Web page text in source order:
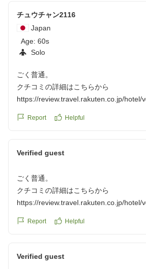
ス向上に努めてまいります。
また姫路にお越しの際は、ぜひ当ホ
けますと幸いです。
す。
チュウチャン2116
Japan
Age: 60s
Solo
ごく普通。
クチコミの詳細はこちらから
https://review.travel.rakuten.co.jp/hotel/
Report Helpful
Verified guest
ごく普通。
クチコミの詳細はこちらから
https://review.travel.rakuten.co.jp/hotel/
Report Helpful
Verified guest